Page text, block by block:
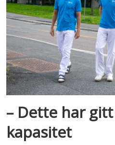
– Dette har
kapasitet